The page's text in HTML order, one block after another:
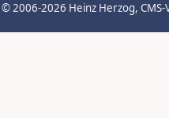
© 2006-2026 Heinz Herzog,